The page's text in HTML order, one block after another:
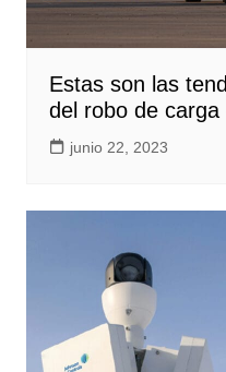
Estas son las
del robo de carga
junio 22, 2023